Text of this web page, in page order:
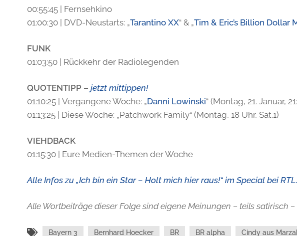
00:55:45 |
Fernsehkino
01:00:30 | DVD-Neustarts: „Tarantino XX“ & „Tim & Eric’s Billion Dollar
FUNK
01:03:50 | Rückkehr der Radiolegenden
QUOTENTIPP – jetzt mittippen!
01:10:25 | Vergangene Woche: „Danni Lowinski“ (Montag, 21. Januar,
01:13:25 | Diese Woche: „Patchwork Family“ (Montag, 18 Uhr, Sat.1)
VIEHDBACK
01:15:30 | Eure Medien-Themen der Woche
Alle Infos zu „Ich bin ein Star – Holt mich hier raus!“ im Special bei
Alle Wortbeiträge dieser Folge sind eigene Meinungen – teils satirisch
Bayern 3 Bernhard Hoecker BR BR alpha Cindy aus